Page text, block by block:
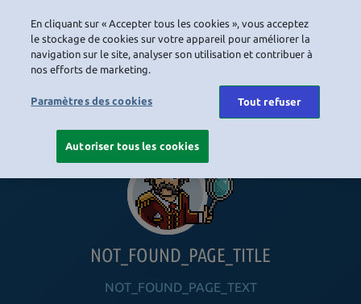
NOT_FOUND_PAGE_TITLE
NOT_FOUND_PAGE_TEXT
En cliquant sur « Accepter tous les cookies », vous acceptez
le stockage de cookies sur votre appareil pour améliorer la
navigation sur le site, analyser son utilisation et contribuer à
nos efforts de marketing.
Paramètres des cookies Tout refuser
Autoriser tous les cookies